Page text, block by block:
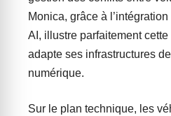
Monica, grâce à
AI, illustre parfaitement
adapte ses infrastructures
numérique.
Sur le plan technique, les